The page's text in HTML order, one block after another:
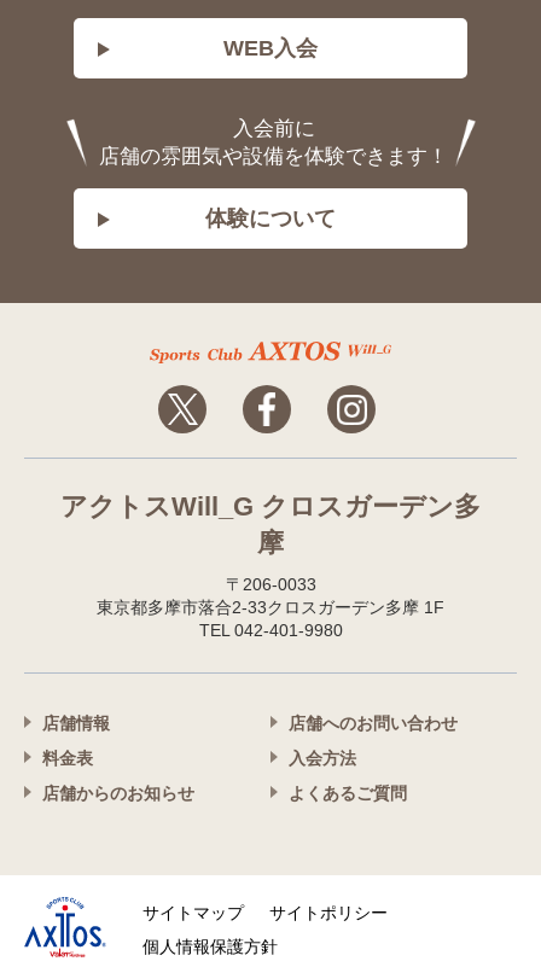
WEB入会
入会前に
店舗の雰囲気や設備を体験できます！
体験について
アクトスWill_G クロスガーデン多
摩
〒206-0033
東京都多摩市落合2-33クロスガーデン多摩 1F
TEL 042-401-9980
店舗情報
料金表
店舗からのお知らせ
店舗へのお問い合わせ
入会方法
よくあるご質問
サイトマップ
サイトポリシー
個人情報保護方針